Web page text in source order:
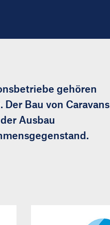
gehören
Bau von Caravans
Ausbau